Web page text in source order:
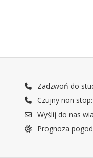
Zadzwoń do
Czujny non
Wyślij do nas
Prognoza